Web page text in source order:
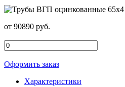
от 90890 руб.
Оформить заказ
Характеристики